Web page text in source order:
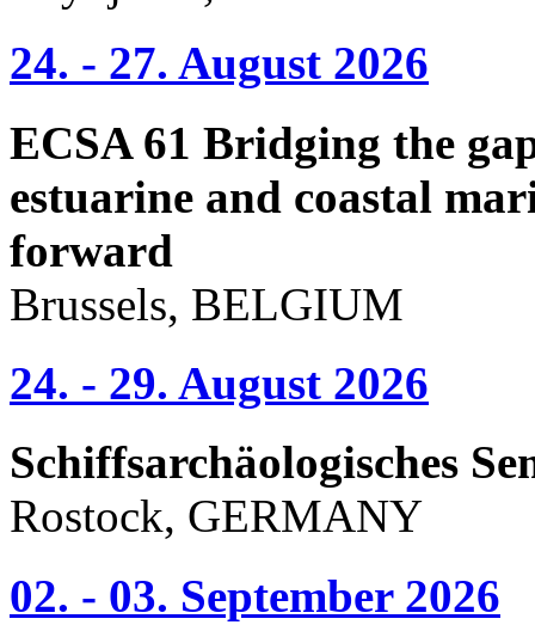
24. - 27. August 2026
ECSA 61 Bridging the
estuarine and coastal
forward
Brussels, BELGIUM
24. - 29. August 2026
Schiffsarchäologisches
Rostock, GERMANY
02. - 03. September 2026